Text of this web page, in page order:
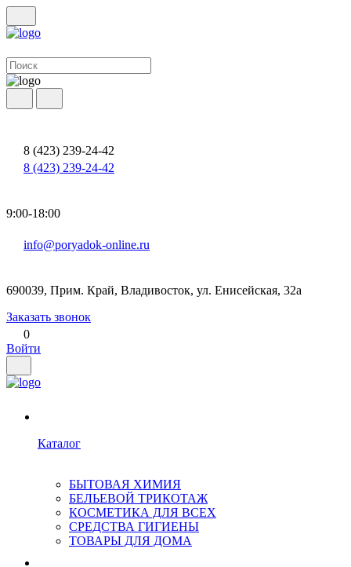
8 (423) 239-24-42
8 (423) 239-24-42
9:00-18:00
info@poryadok-online.ru
690039, Прим. Край, Владивосток, ул. Енисейская, 32а
Заказать звонок
0
Войти
Каталог
БЫТОВАЯ ХИМИЯ
БЕЛЬЕВОЙ ТРИКОТАЖ
КОСМЕТИКА ДЛЯ ВСЕХ
СРЕДСТВА ГИГИЕНЫ
ТОВАРЫ ДЛЯ ДОМА